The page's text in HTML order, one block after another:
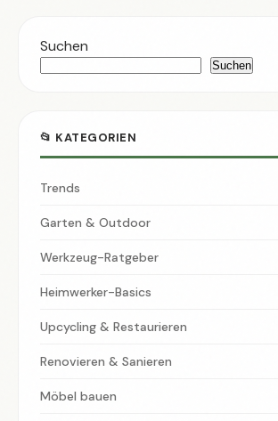
Suchen
Suchen
📂 KATEGORIEN
Trends
Garten & Outdoor
Werkzeug-Ratgeber
Heimwerker-Basics
Upcycling & Restaurieren
Renovieren & Sanieren
Möbel bauen